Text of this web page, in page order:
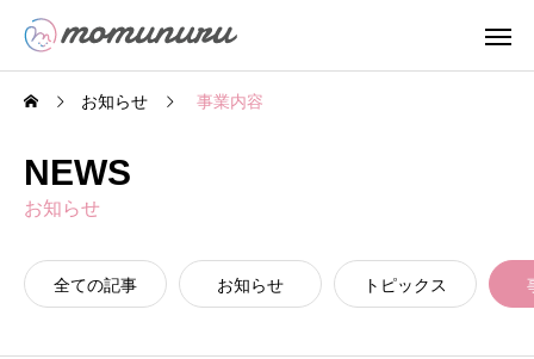
お知らせ 事業内容
NEWS
お知らせ
全ての記事 お知らせ トピックス